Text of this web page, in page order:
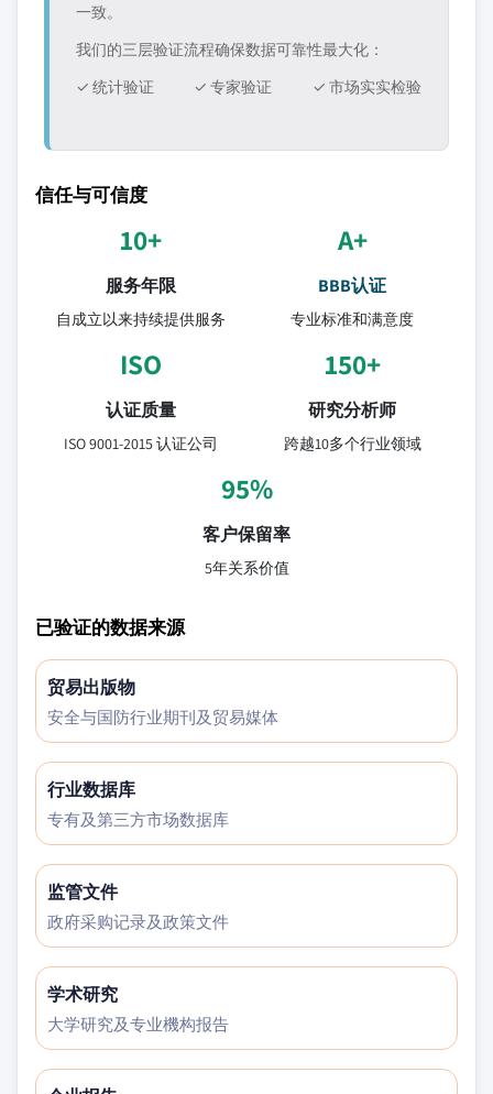
一致。
我们的三层验证流程确保数据可靠性最大化：
✓ 统计验证
✓ 专家验证 ✓ 市场实实检验
信任与可信度
10+
服务年限
自成立以来持续提供服务
A+
BBB认证
专业标准和满意度
ISO
认证质量
ISO 9001-2015 认证公司
150+
研究分析师
跨越10多个行业领域
95%
客户保留率
5年关系价值
已验证的数据来源
贸易出版物
安全与国防行业期刊及贸易媒体
行业数据库
专有及第三方市场数据库
监管文件
政府采购记录及政策文件
学术研究
大学研究及专业機构报告